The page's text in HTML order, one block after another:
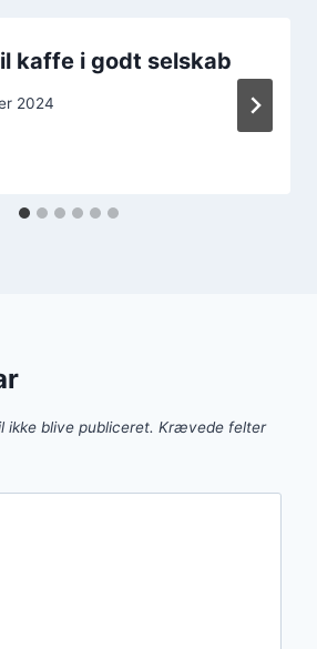
kaffe i godt selskab
2024
ikke blive publiceret. Krævede felter